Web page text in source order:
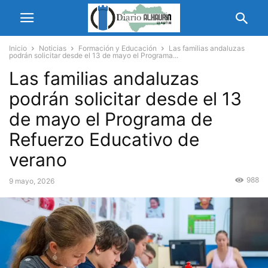
Inicio Noticias Formación y Educación
Las familias andaluzas
podrán solicitar desde el 13 de mayo el Programa...
Las familias andaluzas
podrán solicitar desde el 13
de mayo el Programa de
Refuerzo Educativo de
verano
9 mayo, 2026 988